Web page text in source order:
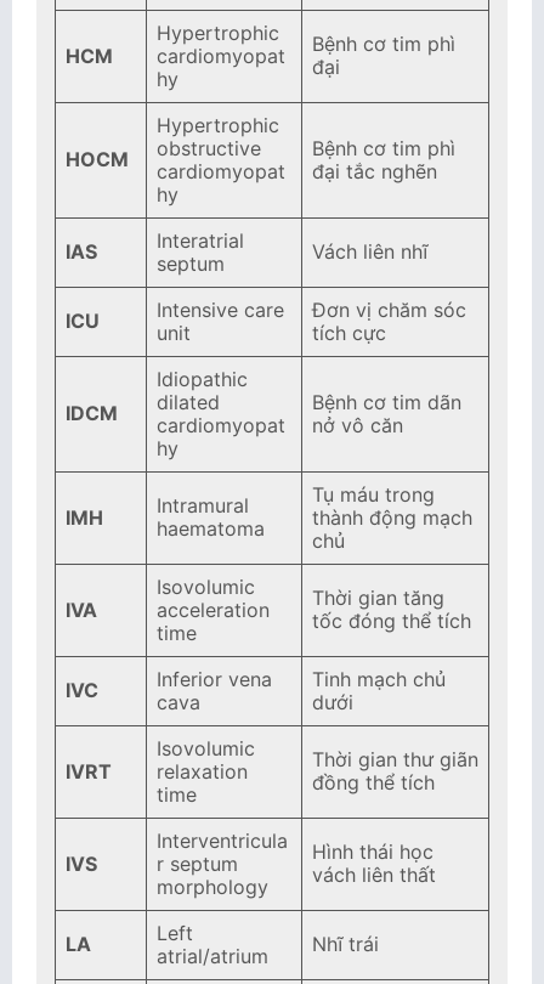
HCM
Hypertrophic
cardiomyopat
hy
Bệnh cơ tim phì
đại
HOCM
Hypertrophic
obstructive
cardiomyopat
hy
Bệnh cơ tim phì
đại tắc nghẽn
IAS
Interatrial
septum
Vách liên nhĩ
ICU
Intensive care
unit
Đơn vị chăm sóc
tích cực
IDCM
Idiopathic
dilated
cardiomyopat
hy
Bệnh cơ tim dãn
nở vô căn
IMH
Intramural
haematoma
Tụ máu trong
thành động mạch
chủ
IVA
Isovolumic
acceleration
time
Thời gian tăng
tốc đóng thể tích
IVC
Inferior vena
cava
Tinh mạch chủ
dưới
IVRT
Isovolumic
relaxation
time
Thời gian thư giãn
đồng thể tích
IVS
Interventricula
r septum
morphology
Hình thái học
vách liên thất
LA
Left
atrial/atrium
Nhĩ trái